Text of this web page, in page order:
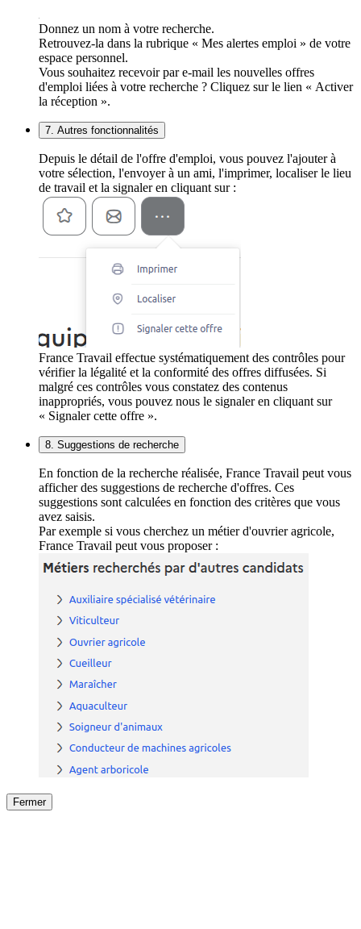
Donnez un nom à votre recherche.
Retrouvez-la dans la rubrique « Mes alertes emploi » de votre
espace personnel.
Vous souhaitez recevoir par e-mail les nouvelles offres
d'emploi liées à votre recherche ? Cliquez sur le lien « Activer
la réception ».
7. Autres fonctionnalités
Depuis le détail de l'offre d'emploi, vous pouvez l'ajouter à
votre sélection, l'envoyer à un ami, l'imprimer, localiser le lieu
de travail et la signaler en cliquant sur :
France Travail effectue systématiquement des contrôles pour
vérifier la légalité et la conformité des offres diffusées. Si
malgré ces contrôles vous constatez des contenus
inappropriés, vous pouvez nous le signaler en cliquant sur
« Signaler cette offre ».
8. Suggestions de recherche
En fonction de la recherche réalisée, France Travail peut vous
afficher des suggestions de recherche d'offres. Ces
suggestions sont calculées en fonction des critères que vous
avez saisis.
Par exemple si vous cherchez un métier d'ouvrier agricole,
France Travail peut vous proposer :
Fermer